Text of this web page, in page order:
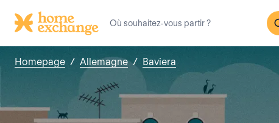
Homepage / Allemagne / Baviera